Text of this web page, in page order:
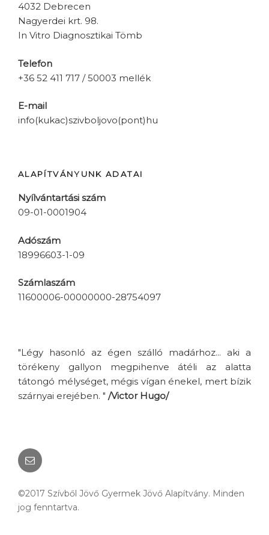
4032 Debrecen
Nagyerdei krt. 98.
In Vitro Diagnosztikai Tömb
Telefon
+36 52 411 717 / 50003 mellék
E-mail
info(kukac)szivboljovo(pont)hu
ALAPÍTVÁNYUNK ADATAI
Nyílvántartási szám
09-01-0001904
Adószám
18996603-1-09
Számlaszám
11600006-00000000-28754097
"Légy hasonló az égen szálló madárhoz... aki a
törékeny gallyon megpihenve átéli az alatta
tátongó mélységet, mégis vígan énekel, mert bízik
szárnyai erejében. " /Victor Hugo/
Email
©2017 Szívből Jövő Gyermek Jövő Alapítvány. Minden
jog fenntartva.